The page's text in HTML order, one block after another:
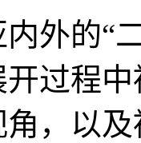
内外的“
过程
，以